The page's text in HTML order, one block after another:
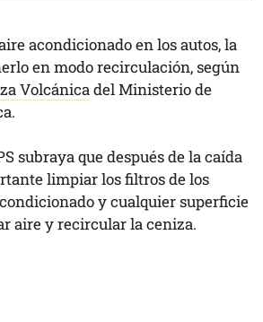
acondicionado en los autos, la
en modo recirculación, según
Volcánica del Ministerio de
subraya que después de la caída
limpiar los filtros de los
y cualquier superficie
aire y recircular la ceniza.